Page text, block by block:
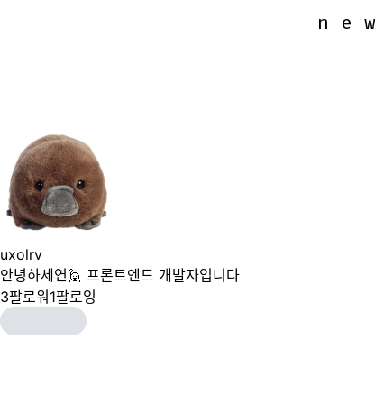
n e w
n e w
uxolrv
안녕하세연🙋 프론트엔드 개발자입니다
3팔로워 1팔로잉